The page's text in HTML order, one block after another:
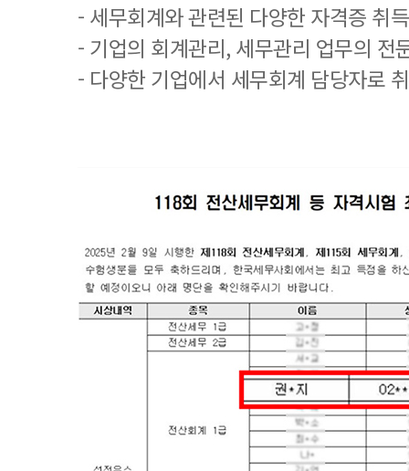
- 세무회계와 관련된 다양한 자격증 취
- 기업의 회계관리, 세무관리 업무의 전
- 다양한 기업에서 세무회계 담당자로